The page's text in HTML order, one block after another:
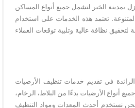
بمدينة الخبر لتشمل جميع أنواع المساكن
المتنوعة. تعتمد هذه الخدمات على استخدام
لتحقيق نظافة عالية وتلبية توقعات العملاء
في تقديم خدمات تنظيف الأرضيات
أنواع الأرضيات بدءًا من البلاط، الرخام،
نحن نستخدم أحدث المعدات ومواد التنظيف